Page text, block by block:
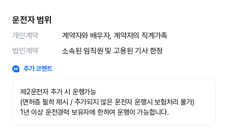
운전자 범위
개인계약
계약자와 배우자, 계약자의 직계가족
법인계약
소속된 임직원 및 고용된 기사 한정
추가 코멘트
제2운전자 추가 시 운행가능
(면허증 필히 제시 / 추가되지 않은 운전자 운행시 보험처리 불가)
1년 이상 운전경력 보유자에 한하여 운행이 가능합니다.